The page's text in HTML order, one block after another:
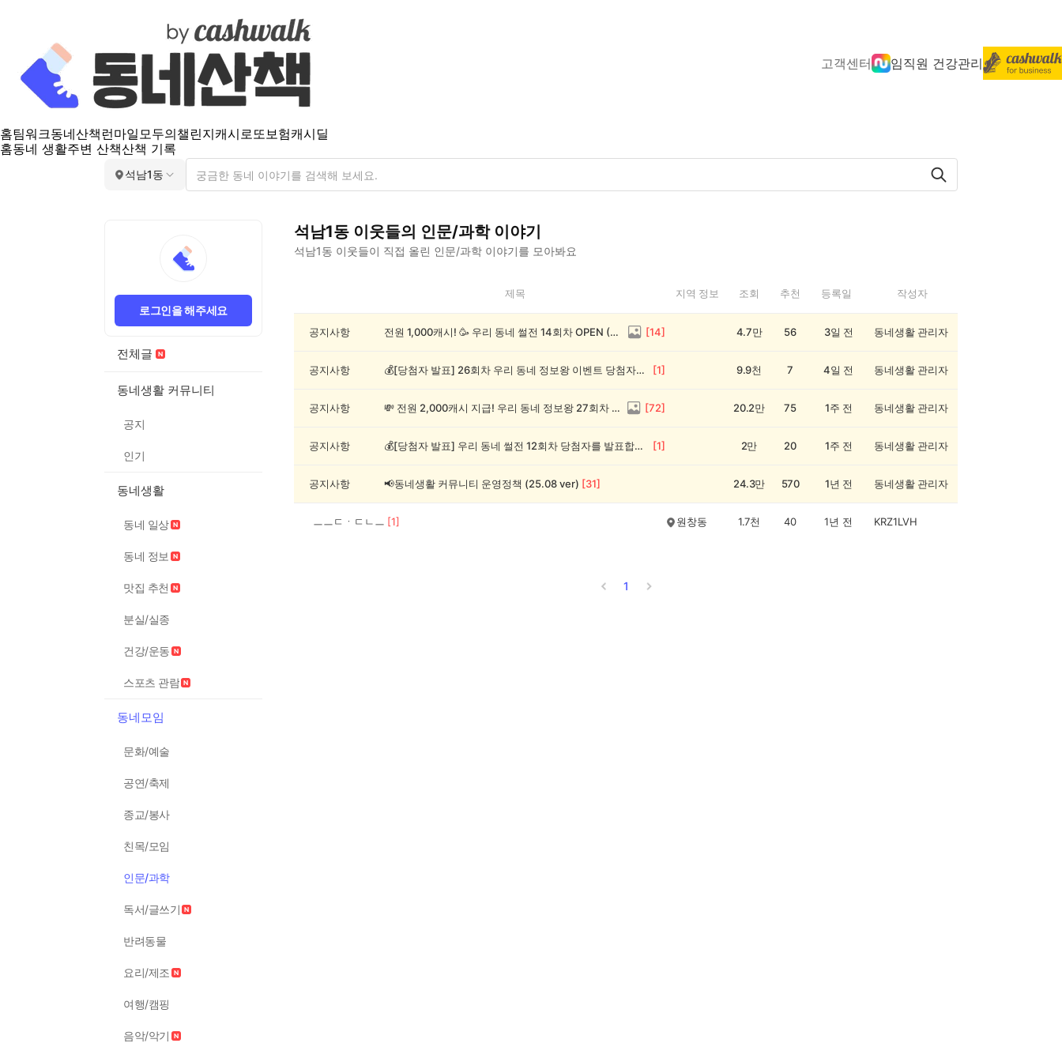
고객센터 임직원 건강관리
홈팀워크동네산책 런마일모두의챌린지캐시로또보험캐시딜
홈동네 생활주변 산책산책 기록
석남1동
로그인을 해주세요
전체글
동네생활 커뮤니티
공지
인기
동네생활
동네 일상
동네 정보
맛집 추천
분실/실종
건강/운동
스포츠 관람
동네모임
문화/예술
공연/축제
종교/봉사
친목/모임
인문/과학
독서/글쓰기
반려동물
요리/제조
여행/캠핑
음악/악기
석남1동 이웃들의 인문/과학이야기
석남1동 이웃들이 직접 올린 인문/과학 이야기를 모아봐요
1
제목 지역 정보 조회 추천 등록일 작성자
공지사항 전원 1,000캐시! 🥳 우리 동네 썰전 14회차 OPEN (~8/17) [14] 4.7만 56 3일 전 동네생활 관리자
공지사항 💰[당첨자 발표] 26회차 우리 동네 정보왕 이벤트 당첨자를 발표합니다! [1] 9.9천 7 4일 전 동네생활 관리자
공지사항 💸 전원 2,000캐시 지급! 우리 동네 정보왕 27회차 (~8/10) [72] 20.2만 75 1주 전 동네생활 관리자
공지사항 💰[당첨자 발표] 우리 동네 썰전 12회차 당첨자를 발표합니다! [1] 2만 20 1주 전 동네생활 관리자
공지사항 📢동네생활 커뮤니티 운영정책 (25.08 ver) [31] 24.3만 570 1년 전 동네생활 관리자
ㅡㅡㄷㆍㄷㄴㅡ [1] 원창동 1.7천 40 1년 전 KRZ1LVH
1